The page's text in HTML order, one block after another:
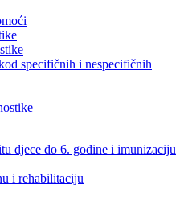
specifičnih i nespecifičnih
djece do 6. godine i imunizaciju
i rehabilitaciju